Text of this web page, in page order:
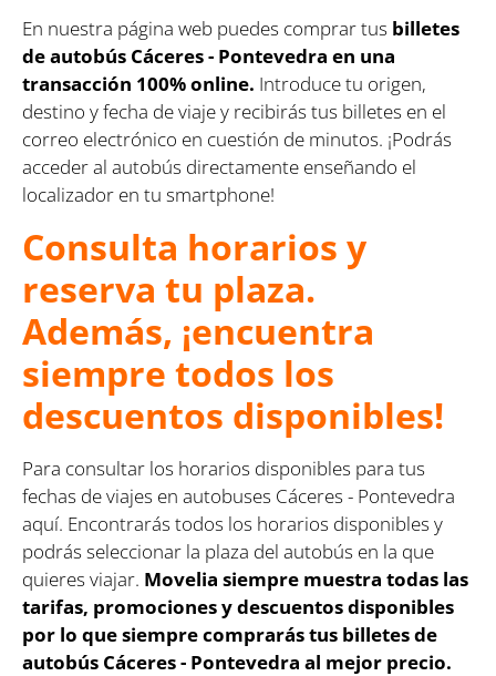
En nuestra página web puedes comprar tus billetes
de autobús Cáceres - Pontevedra en una
transacción 100% online. Introduce tu origen,
destino y fecha de viaje y recibirás tus billetes en el
correo electrónico en cuestión de minutos. ¡Podrás
acceder al autobús directamente enseñando el
localizador en tu smartphone!
Consulta horarios y
reserva tu plaza.
Además, ¡encuentra
siempre todos los
descuentos disponibles!
Para consultar los horarios disponibles para tus
fechas de viajes en autobuses Cáceres - Pontevedra
aquí. Encontrarás todos los horarios disponibles y
podrás seleccionar la plaza del autobús en la que
quieres viajar. Movelia siempre muestra todas las
tarifas, promociones y descuentos disponibles
por lo que siempre comprarás tus billetes de
autobús Cáceres - Pontevedra al mejor precio.